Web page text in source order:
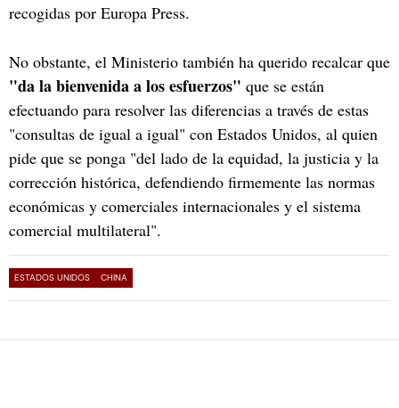
recogidas por Europa Press.
No obstante, el Ministerio también ha querido recalcar que
"da la bienvenida a los esfuerzos" que se están
efectuando para resolver las diferencias a través de estas
"consultas de igual a igual" con Estados Unidos, al quien
pide que se ponga "del lado de la equidad, la justicia y la
corrección histórica, defendiendo firmemente las normas
económicas y comerciales internacionales y el sistema
comercial multilateral".
ESTADOS UNIDOS CHINA